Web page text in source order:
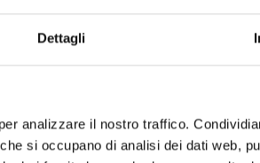
Dettagli
analizzare il nostro traffico.
si occupano di analisi dei dati web,
EEG
analisi
diverse